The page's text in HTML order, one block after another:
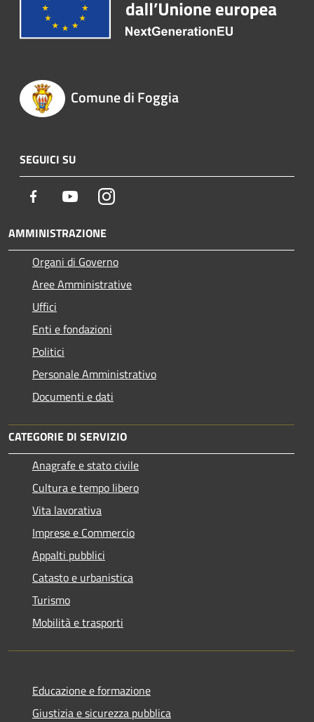
Comune di Foggia
SEGUICI SU
Facebook YoutubeInstagram
AMMINISTRAZIONE
Organi di Governo
Aree Amministrative
Uffici
Enti e fondazioni
Politici
Personale Amministrativo
Documenti e dati
CATEGORIE DI SERVIZIO
Anagrafe e stato civile
Cultura e tempo libero
Vita lavorativa
Imprese e Commercio
Appalti pubblici
Catasto e urbanistica
Turismo
Mobilità e trasporti
Educazione e formazione
Giustizia e sicurezza pubblica